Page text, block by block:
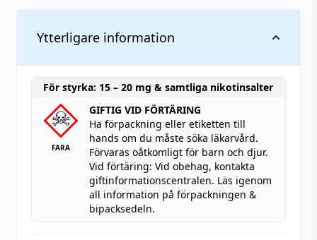
Engångs
vape)
mängd
Ytterligare information
För styrka: 15 – 20 mg & samtliga nikotinsalter
FARA
GIFTIG VID FÖRTÄRING
Ha förpackning eller etiketten till
hands om du måste söka läkarvård.
Förvaras oåtkomligt för barn och djur.
Vid förtäring: Vid obehag, kontakta
giftinformationscentralen. Läs igenom
all information på förpackningen &
bipacksedeln.